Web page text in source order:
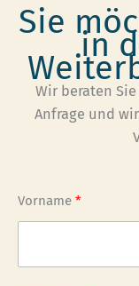
Sie
in
Wir beraten
Anfrage und
Vorname